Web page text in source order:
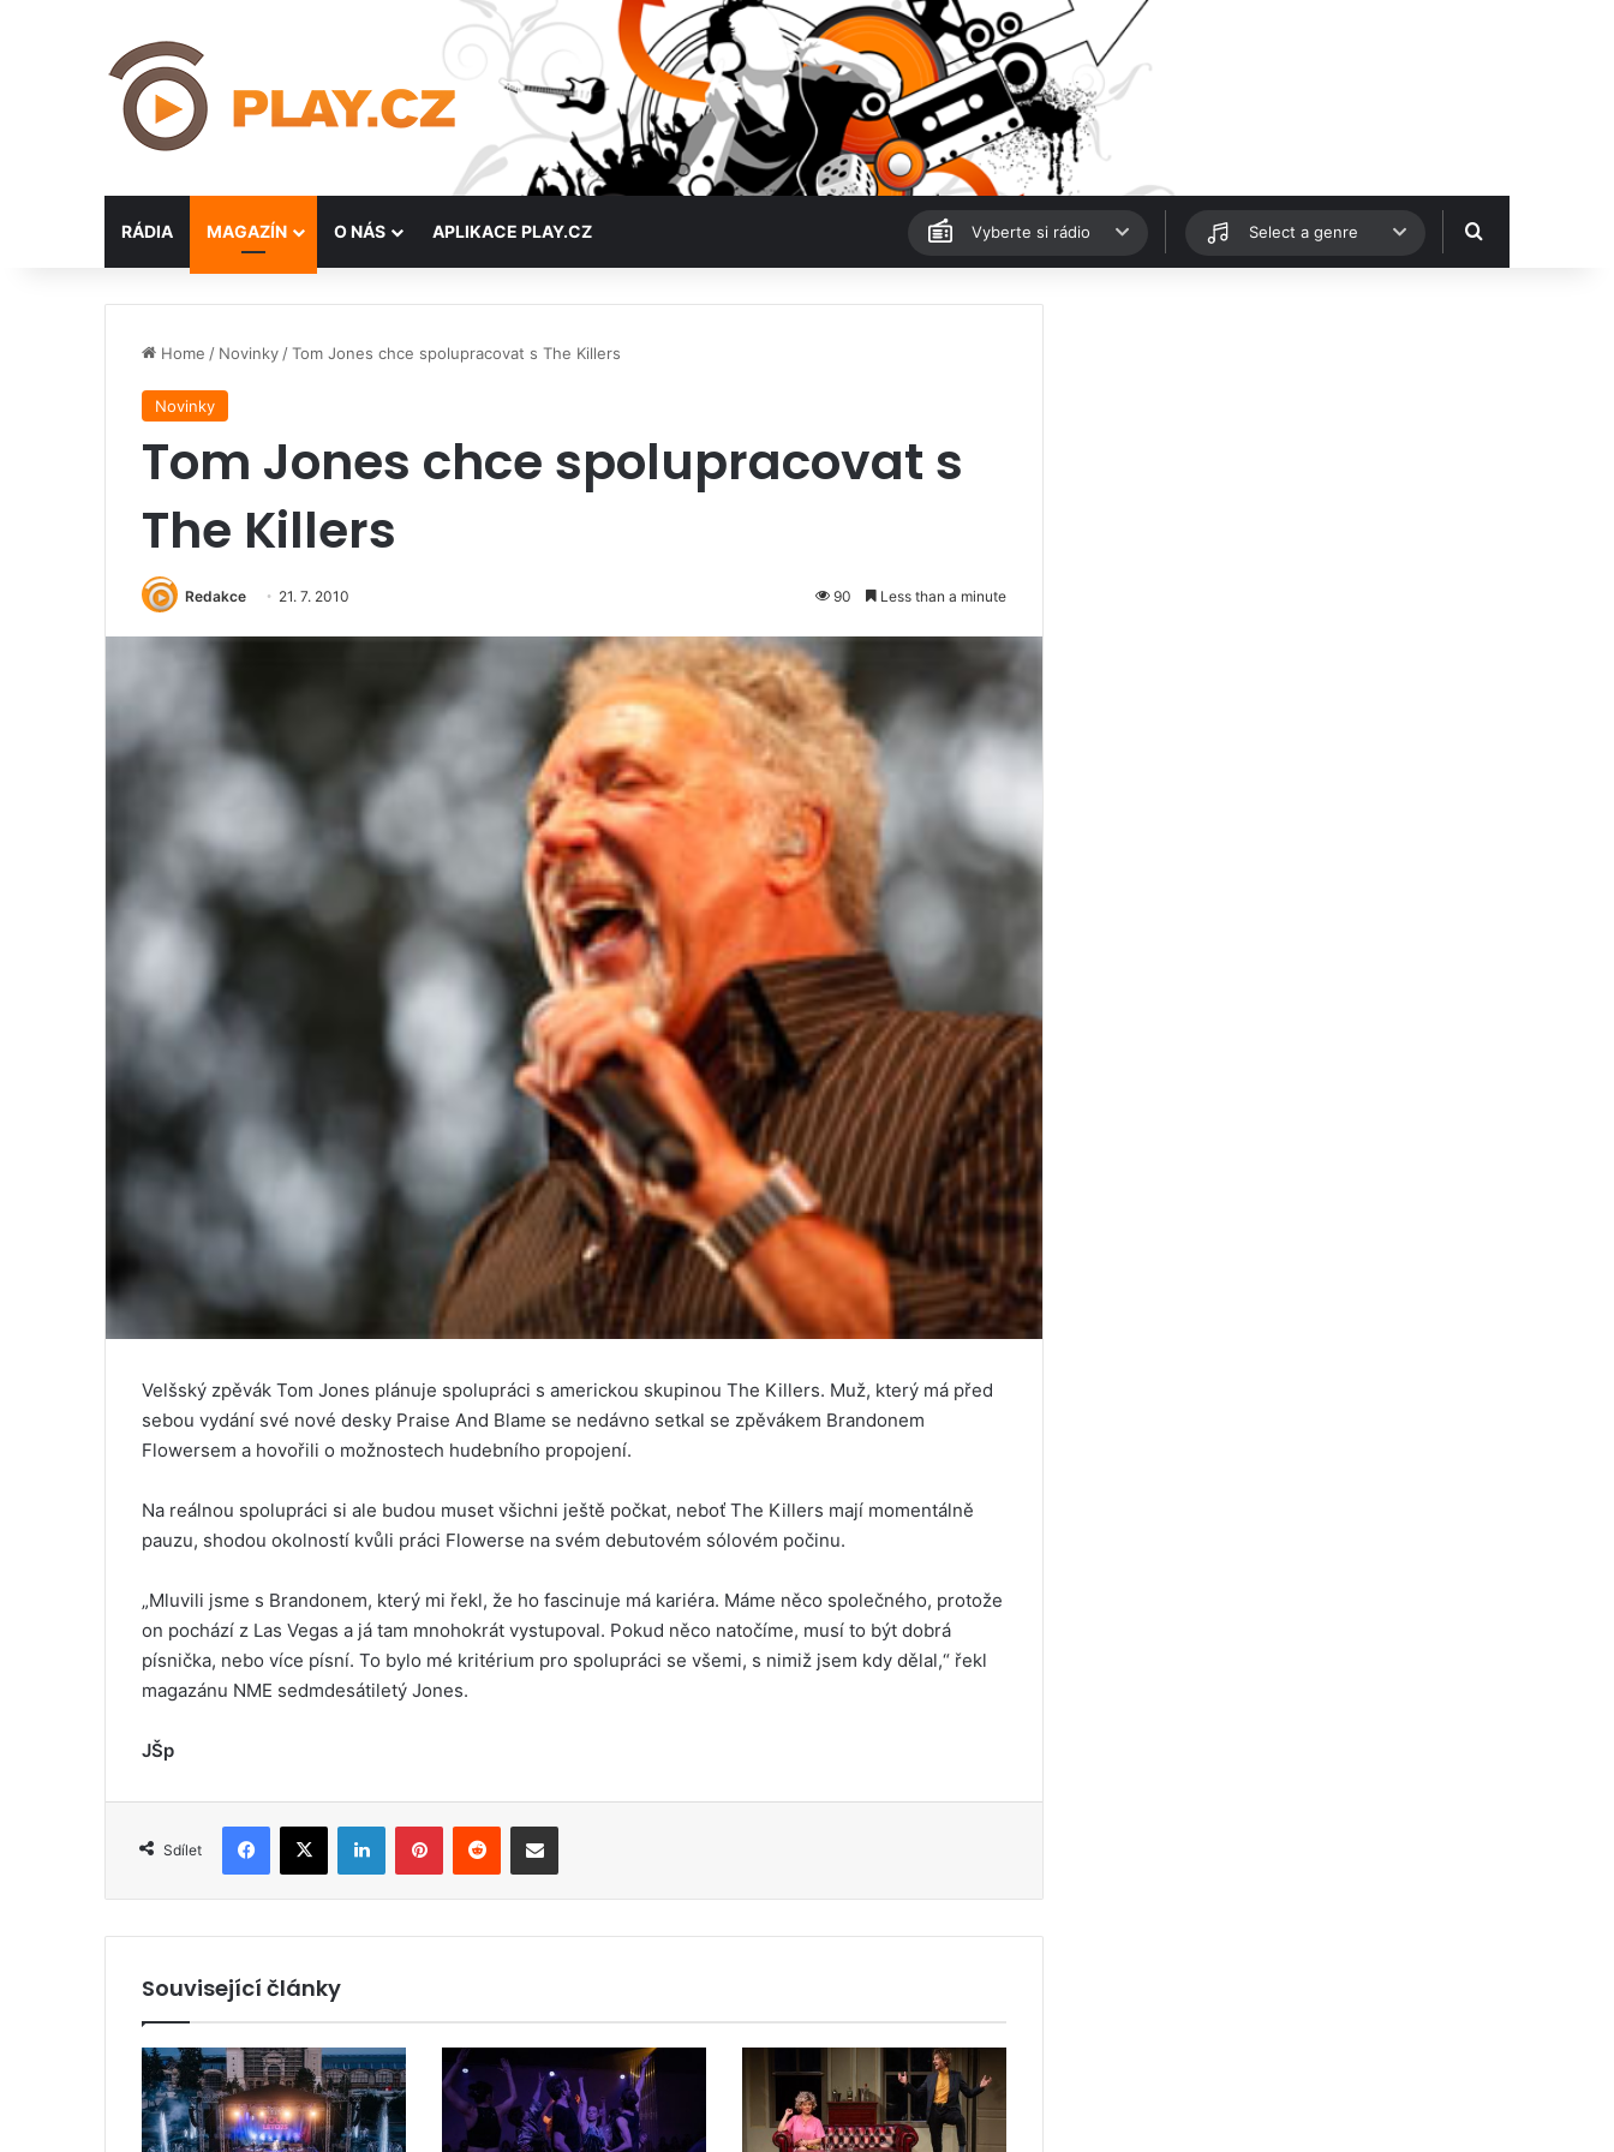
RÁDIA MAGAZÍN O NÁS APLIKACE PLAY.CZ Vyberte si rádio Select a genre Hledat
Home / Novinky /Tom Jones chce spolupracovat s The Killers
Novinky
Tom Jones chce spolupracovat s
The Killers
Redakce 21. 7. 2010 90 Less than a minute
Velšský zpěvák Tom Jones plánuje spolupráci s americkou skupinou The Killers. Muž, který má před
sebou vydání své nové desky Praise And Blame se nedávno setkal se zpěvákem Brandonem
Flowersem a hovořili o možnostech hudebního propojení.
Na reálnou spolupráci si ale budou muset všichni ještě počkat, neboť The Killers mají momentálně
pauzu, shodou okolností kvůli práci Flowerse na svém debutovém sólovém počinu.
„Mluvili jsme s Brandonem, který mi řekl, že ho fascinuje má kariéra. Máme něco společného, protože
on pochází z Las Vegas a já tam mnohokrát vystupoval. Pokud něco natočíme, musí to být dobrá
písnička, nebo více písní. To bylo mé kritérium pro spolupráci se všemi, s nimiž jsem kdy dělal,“ řekl
magazánu NME sedmdesátiletý Jones.
JŠp
Sdílet
Související články